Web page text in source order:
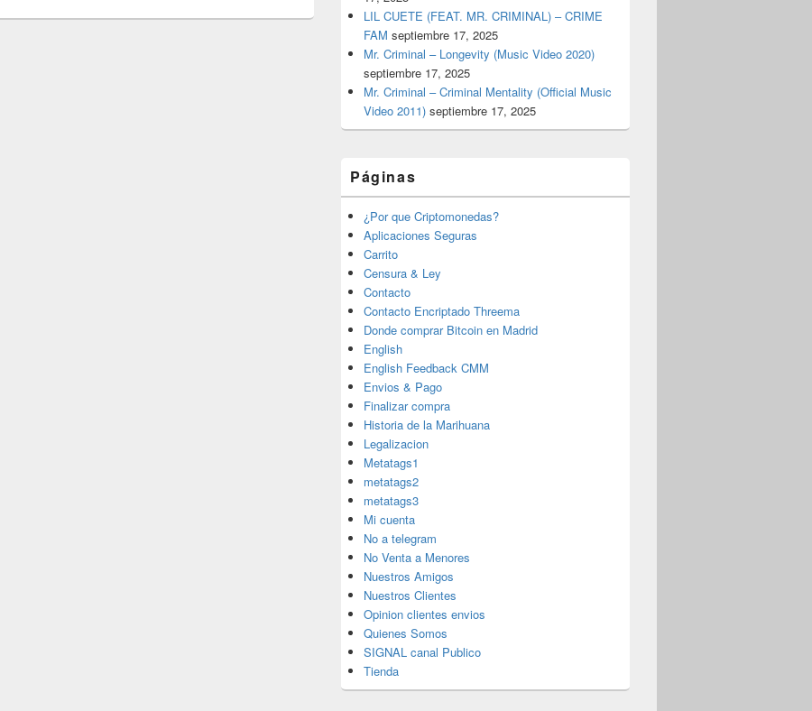
LIL CUETE (FEAT. MR. CRIMINAL) – CRIME
FAM septiembre 17, 2025
Mr. Criminal – Longevity (Music Video 2020)
septiembre 17, 2025
Mr. Criminal – Criminal Mentality (Official Music
Video 2011) septiembre 17, 2025
Páginas
¿Por que Criptomonedas?
Aplicaciones Seguras
Carrito
Censura & Ley
Contacto
Contacto Encriptado Threema
Donde comprar Bitcoin en Madrid
English
English Feedback CMM
Envios & Pago
Finalizar compra
Historia de la Marihuana
Legalizacion
Metatags1
metatags2
metatags3
Mi cuenta
No a telegram
No Venta a Menores
Nuestros Amigos
Nuestros Clientes
Opinion clientes envios
Quienes Somos
SIGNAL canal Publico
Tienda